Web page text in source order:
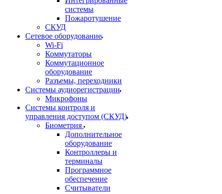
системы
Пожаротушение
СКУД
Сетевое оборудование
Wi-Fi
Коммутаторы
Коммутационное
оборудование
Разъемы, переходники
Системы аудиорегистрации
Микрофоны
Системы контроля и
управления доступом (СКУД)
Биометрия
Дополнительное
оборудование
Контроллеры и
терминалы
Программное
обеспечение
Считыватели